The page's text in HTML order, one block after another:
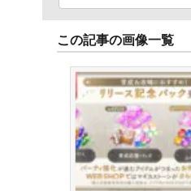
この記事の画像一覧